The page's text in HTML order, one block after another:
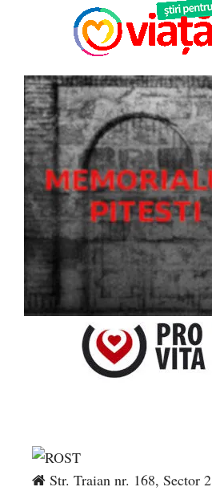
Str. Traian nr. 168, Sector